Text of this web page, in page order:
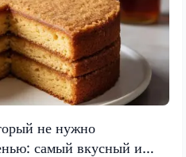
не нужно
самый вкусный и